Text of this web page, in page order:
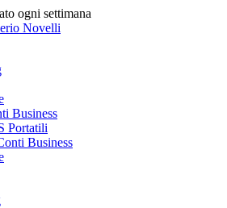
ogni settimana
Business
Portatili
Business